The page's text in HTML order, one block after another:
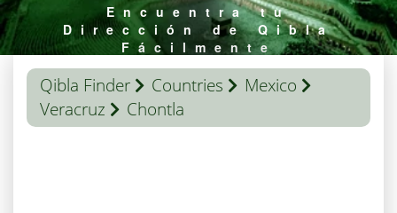
Encuentra tu
Dirección de Qibla
Fácilmente
Qibla Finder Countries
Mexico
Veracruz
Chontla